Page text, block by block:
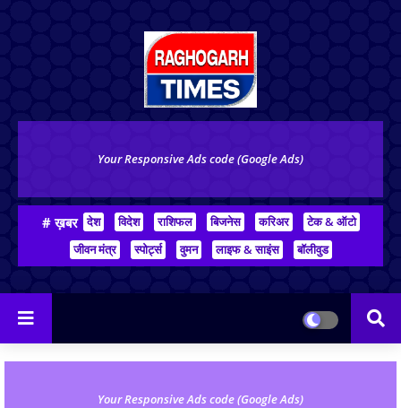
Your Responsive Ads code (Google Ads)
# ख़बर देश विदेश राशिफल बिजनेस करिअर
टेक & ऑटो
जीवन मंत्र
स्पोर्ट्स वुमन लाइफ & साइंस बॉलीवुड
Your Responsive Ads code (Google Ads)